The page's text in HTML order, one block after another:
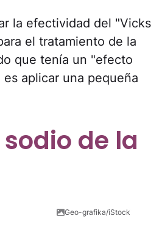
la efectividad del "Vicks
el tratamiento de la
que tenía un "efecto
aplicar una pequeña
de la
Geo-grafika/iStock